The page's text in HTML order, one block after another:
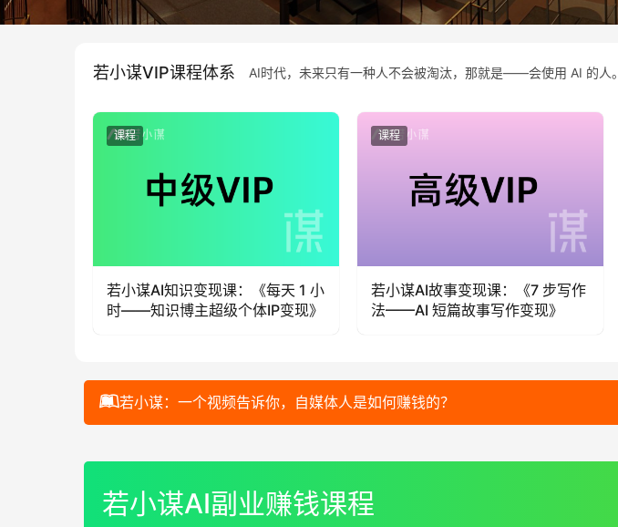
若小谋VIP课程体系 AI时代，未来只有一种人不会被淘汰，那就是——会使用 AI 的人。
课程
若小谋AI知识变现课：《每天 1 小
时——知识博主超级个体IP变现》
课程
若小谋AI故事变现课：《7 步写作
法——AI 短篇故事写作变现》
若小谋：一个视频告诉你，自媒体人是如何赚钱的？
若小谋AI副业赚钱课程